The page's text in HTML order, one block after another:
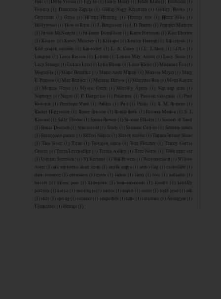
Folsom
(1) Francesca Zappia (1) Gallay-Nagy Krisztina (1) Gallery Books
(1)
Greycourt
(1) Grisa (1) Helena Hunting (1) Hercegi kör (1) Hercz Júlia
(1)
Hollywood
(1) How to Ruin (1)J. Bengtsson (1)J. D. Barrett (1) Jennifer Mathieu
(1)Judith McNaught (1)Julianne Donaldson (1) Karen Fortunati (1) Kate Eberlen
(1) Kinizsi (1) Kirsty Moseley (1) Kiskapu (1) Kristin Hannah (1) Kulcslyuk
(1)
Kód csajok satöbbi
(1) Könyvhét (1) L. A. Casey (1) L. J. Shen (1) LOL+
(1)
Langton
(1) Leisa Rayven (1) Lettero (1) Louisa May Alcott (1) Lucy Score
(1)
Lucy Strange (1) Lukács Liza (1) Lylia Bloom (1) Lúzer Rádió (1) Madarász Éva (1)
Magnólia
(1) Marie Benedict (1) Marie-Aude Murail (1) Marissa Meyer (1) Mary
E. Pearson
(1) Max Brallier (1) Melanie Harlow (1) Mercedes Ron (1) Mona Kasten
(1) Monica Hesse (1) Mystic Creek (1) Mészöly Ágnes (1) Nap nap után
(1)
Naphegy
(1) Negin (1) P. Dangelico (1) Palatinus (1) Passion válogatás (1) Paul
Rudnick
(1) Penelope Ward (1) Publio (1) Pult (1) Püski (1) R. M. Romero
(1)
Rachel Higginson
(1) Renee Ericson (1) Rontásűzők (1) Rosaria Munda (1) S. J.
Kincaid
(1) Sally Thorne (1) Sarina Bowen (1) Simone Elkeles (1) Sinners of Saint
(1) Stacia Deutsch (1) Starcrossed (1) Study (1) Suzanne Collins (1) Szeretni nehéz
(1) Szunnyadó parázs (1) Szélesi Sándor (1) Szívek testőre (1)Tamara Ireland Stone
(1) Tara Sivec (1) Titan (1) Tolvajok ​tánca (1) Tom Fletcher (1) Tracey Garvis
Graves
(1) Tricia Levenseller (1) Trisha Ashley (1) True North (1) Több mint víz
(1) Utóirat: Szeretlek! (1) Vi Keeland (1) Wallflowers (1) Westmoreland (1) Willow
Aster
(1) aki unikornis akart lenni (1) anyák napja (1) arab világ (1)csokoládé
(1)
dark romance
(1) eutanázia (1) extra (1) farkas (1) farm (1) foci (1) hálaadás
(1)
húsvét
(1) kilenc perc (1) kisregény (1) kommunizmus (1) kreatív (1) kristály
pöttyös
(1) kutya (1) mitológia (1) motor (1) napló (1) orosz (1) rejtő jenő (1) rák
(1) skót (1) spring (1) summer (1) szuperhős (1) tabu (1) turizmus (1) Álomgyár (1)
Újrakezdés
(1)életrajz (1)